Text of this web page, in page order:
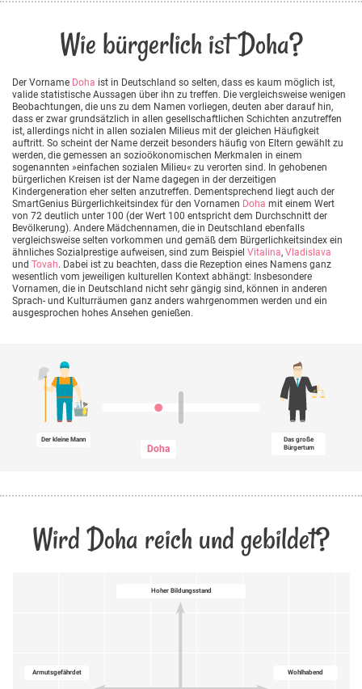
Wie bürgerlich ist Doha?
Der Vorname Doha ist in Deutschland so selten, dass es kaum möglich ist,
valide statistische Aussagen über ihn zu treffen. Die vergleichsweise wenigen
Beobachtungen, die uns zu dem Namen vorliegen, deuten aber darauf hin,
dass er zwar grundsätzlich in allen gesellschaftlichen Schichten anzutreffen
ist, allerdings nicht in allen sozialen Milieus mit der gleichen Häufigkeit
auftritt. So scheint der Name derzeit besonders häufig von Eltern gewählt zu
werden, die gemessen an sozioökonomischen Merkmalen in einem
sogenannten »einfachen sozialen Milieu« zu verorten sind. In gehobenen
bürgerlichen Kreisen ist der Name dagegen in der derzeitigen
Kindergeneration eher selten anzutreffen. Dementsprechend liegt auch der
SmartGenius Bürgerlichkeitsindex für den Vornamen Doha mit einem Wert
von 72 deutlich unter 100 (der Wert 100 entspricht dem Durchschnitt der
Bevölkerung). Andere Mädchennamen, die in Deutschland ebenfalls
vergleichsweise selten vorkommen und gemäß dem Bürgerlichkeitsindex ein
ähnliches Sozialprestige aufweisen, sind zum Beispiel Vitalina, Vladislava
und Tovah. Dabei ist zu beachten, dass die Rezeption eines Namens ganz
wesentlich vom jeweiligen kulturellen Kontext abhängt: Insbesondere
Vornamen, die in Deutschland nicht sehr gängig sind, können in anderen
Sprach- und Kulturräumen ganz anders wahrgenommen werden und ein
ausgesprochen hohes Ansehen genießen.
Der kleine Mann
Doha
Das große
Bürgertum
Wird Doha reich und gebildet?
Hoher Bildungsstand
Wohlhabend
Armutsgefährdet